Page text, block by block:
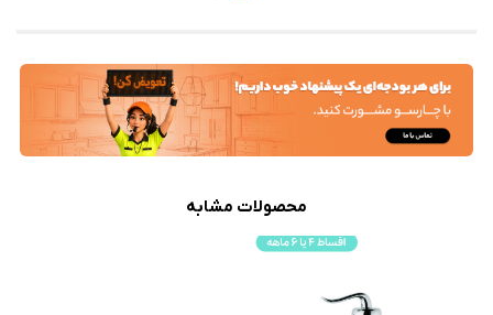
محصولات مشابه